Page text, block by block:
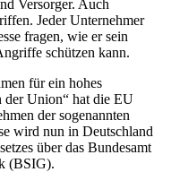
Versorger. Auch
Jeder Unternehmer
fragen, wie er sein
schützen kann.
für ein hohes
der Union“ hat die EU
der sogenannten
wird nun in Deutschland
über das Bundesamt
(BSIG).